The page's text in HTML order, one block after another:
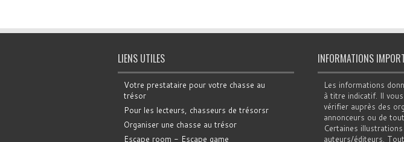
LIENS UTILES
Votre prestataire pour votre chasse au
trésor
Pour les lecteurs, chasseurs de trésorsr
Organiser une chasse au trésor
Escape room - Escape game
INFORMATIONS
Les informations
à titre indicatif. Il
vérifier auprès des
annonceurs ou de
Certaines
auteurs/éditeurs.